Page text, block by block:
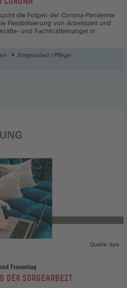
die Folgen der Corona-Pandemie
Flexibilisierung von Arbeitszeit und
und Fachkräftemangel in
Sorgearbeit / Pflege
Frauentag
DER SORGEARBEIT
Quelle: dpa